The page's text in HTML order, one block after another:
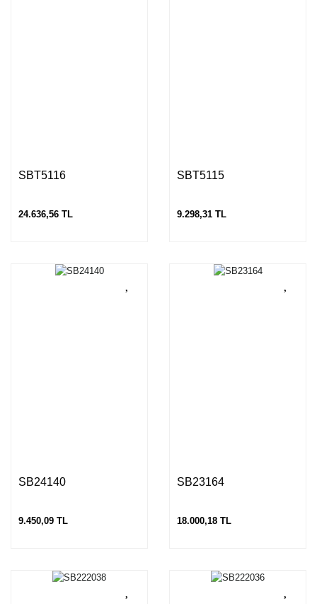
SBT5116
24.636,56 TL
SBT5115
9.298,31 TL
SB24140
9.450,09 TL
SB23164
18.000,18 TL